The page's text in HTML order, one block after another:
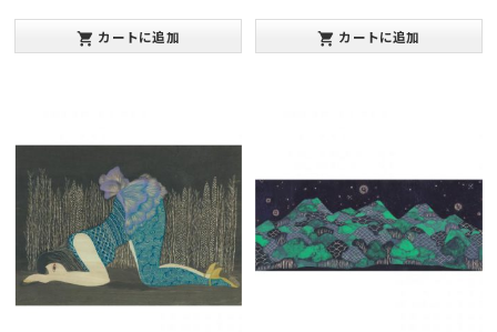
み20mm(インチ版)
発表年：2013年10月
shopping_cart カートに追加
み20mm(インチ版)
発表年：2013年10月
shopping_cart カートに追加